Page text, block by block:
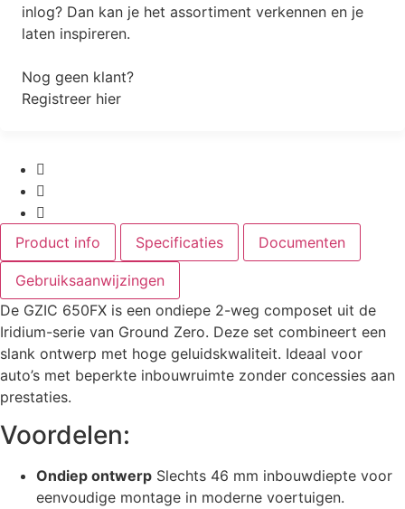
inlog? Dan kan je het assortiment verkennen en je
laten inspireren.
Nog geen klant?
Registreer hier
Product info Specificaties Documenten
Gebruiksaanwijzingen
De GZIC 650FX is een ondiepe 2-weg composet uit de
Iridium-serie van Ground Zero. Deze set combineert een
slank ontwerp met hoge geluidskwaliteit. Ideaal voor
auto’s met beperkte inbouwruimte zonder concessies aan
prestaties.
Voordelen:
Ondiep ontwerp Slechts 46 mm inbouwdiepte voor
eenvoudige montage in moderne voertuigen.